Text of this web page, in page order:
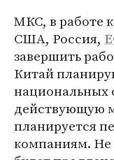
МКС, в работе
США, Россия,
завершить
Китай
национальных
действующую
планируется
компаниям. Не